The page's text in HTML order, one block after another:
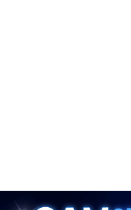
동해안 강한 비 이어져
숨져
혼 페널티' 22개 과제 손본다
망·1명 실종
적 시민 연대로 목소리 내야"
연설서 신경전 고조
영"·野 "졸속 국정"